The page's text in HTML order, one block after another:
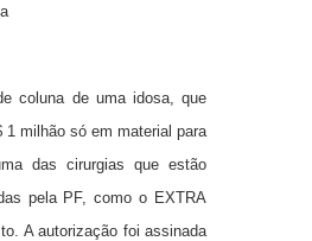
coluna de uma idosa, que
1 milhão só em material para
das cirurgias que estão
pela PF, como o EXTRA
A autorização foi assinada